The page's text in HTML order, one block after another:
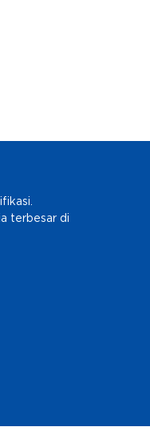
terbesar di